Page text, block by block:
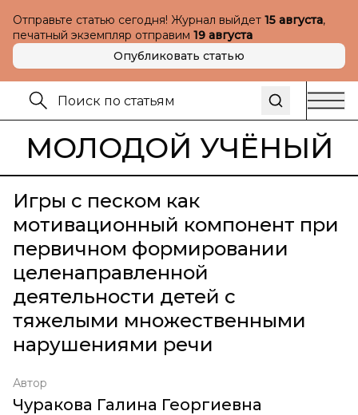
Отправьте статью сегодня! Журнал выйдет 15 августа,
печатный экземпляр отправим 19 августа
Опубликовать статью
МОЛОДОЙ УЧЁНЫЙ
Игры с песком как
мотивационный компонент при
первичном формировании
целенаправленной
деятельности детей с
тяжелыми множественными
нарушениями речи
Автор
Чуракова Галина Георгиевна